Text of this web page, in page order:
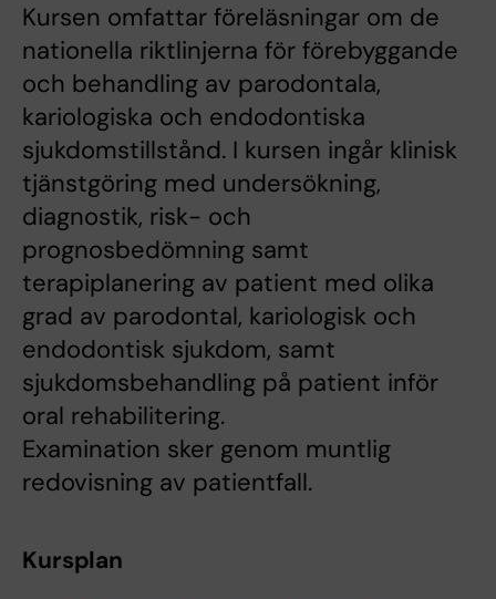
Kursen omfattar föreläsningar om de
nationella riktlinjerna för förebyggande
och behandling av parodontala,
kariologiska och endodontiska
sjukdomstillstånd. I kursen ingår klinisk
tjänstgöring med undersökning,
diagnostik, risk- och
prognosbedömning samt
terapiplanering av patient med olika
grad av parodontal, kariologisk och
endodontisk sjukdom, samt
sjukdomsbehandling på patient inför
oral rehabilitering.
Examination sker genom muntlig
redovisning av patientfall.
Kursplan